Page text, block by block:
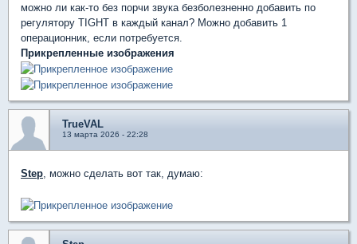
можно ли как-то без порчи звука безболезненно добавить по
регулятору TIGHT в каждый канал? Можно добавить 1
операционник, если потребуется.
Прикрепленные изображения
TrueVAL
13 марта 2026 - 22:28
Step, можно сделать вот так, думаю: